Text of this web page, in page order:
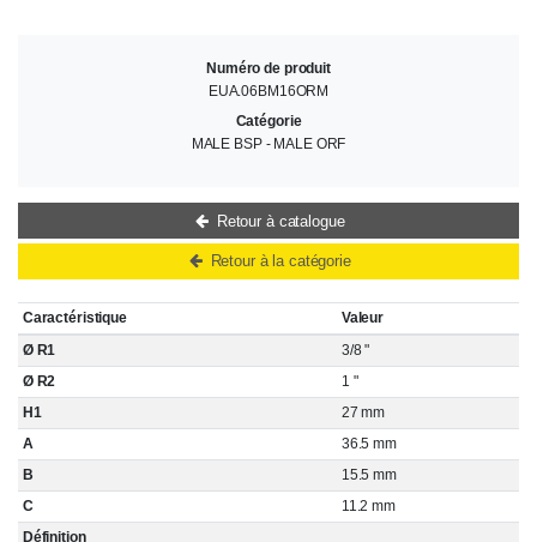
Caractéristique
Valeur
Ø R1
3/8 "
Ø R2
1 "
H1
27 mm
A
36.5 mm
B
15.5 mm
C
11.2 mm
Définition
Numéro de produit
EUA.06BM16ORM
Catégorie
MALE BSP - MALE ORF
Retour à catalogue
Retour à la catégorie